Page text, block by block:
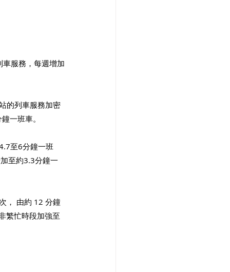
服務，每週增加
的列車服務加密
一班車。
至6分鐘一班
至約3.3分鐘一
， 由約 12 分鐘
繁忙時段加強至